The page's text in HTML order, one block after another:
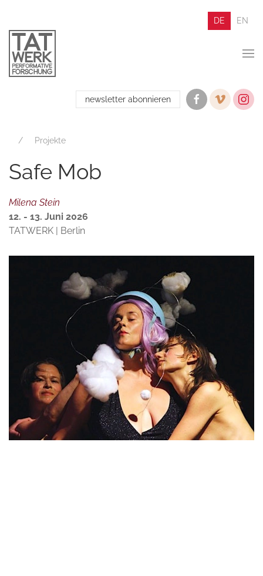
DE EN
newsletter abonnieren
Projekte
Safe Mob
Milena Stein
12. - 13. Juni 2026
TATWERK | Berlin